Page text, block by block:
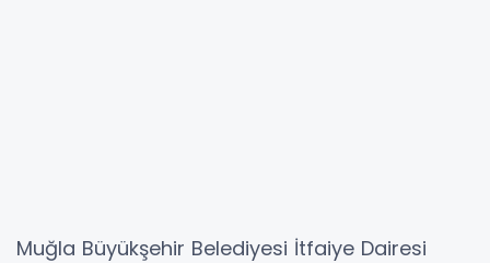
Muğla Büyükşehir Belediyesi İtfaiye Dairesi